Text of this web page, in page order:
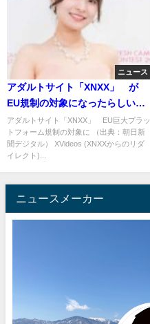
ニュース
アダルトサイト「XNXX」 が
EU規制の対象になったらしいけ
ど一番良いのはMissAV.com
アダルトサイト「XNXX」 EU巨大プラッ
トフォーム規制の対象に （出典：朝日新
聞デジタル） XVideos (XNXXからのリダ
イレクト)...
ニュースメーカー